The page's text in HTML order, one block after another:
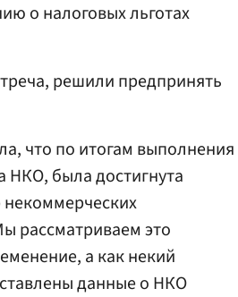
о налоговых льготах
решили предпринять
что по итогам выполнения
НКО, была достигнута
рассматриваем это
а как некий
данные о НКО